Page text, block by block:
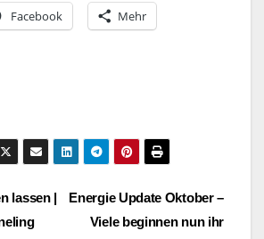
Facebook Mehr
Energie Update Oktober –
Viele beginnen nun ihr
lassen |